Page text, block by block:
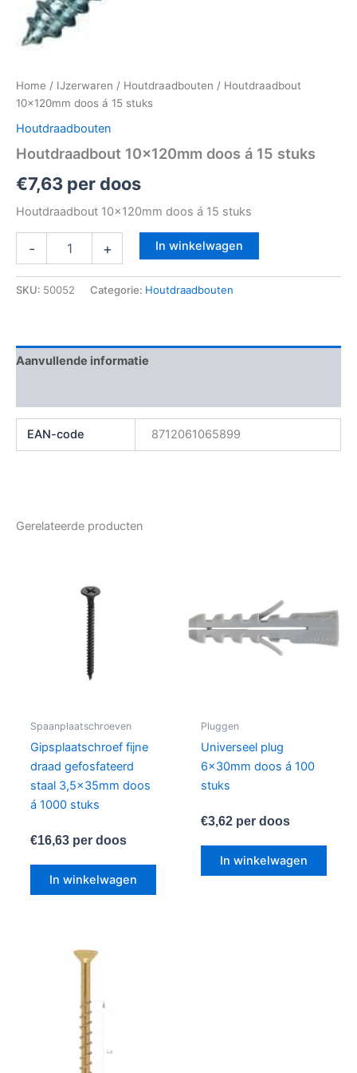
Home / IJzerwaren / Houtdraadbouten / Houtdraadbout
10x120mm doos á 15 stuks
Houtdraadbouten
Houtdraadbout 10x120mm doos á 15 stuks
€7,63 per doos
Houtdraadbout 10x120mm doos á 15 stuks
- + In winkelwagen
SKU: 50052 Categorie: Houtdraadbouten
Aanvullende informatie
EAN-code 8712061065899
Gerelateerde producten
Spaanplaatschroeven
Gipsplaatschroef fijne
draad gefosfateerd
staal 3,5x35mm doos
á 1000 stuks
€16,63per doos
In winkelwagen
Pluggen
Universeel plug
6x30mm doos á 100
stuks
€3,62per doos
In winkelwagen